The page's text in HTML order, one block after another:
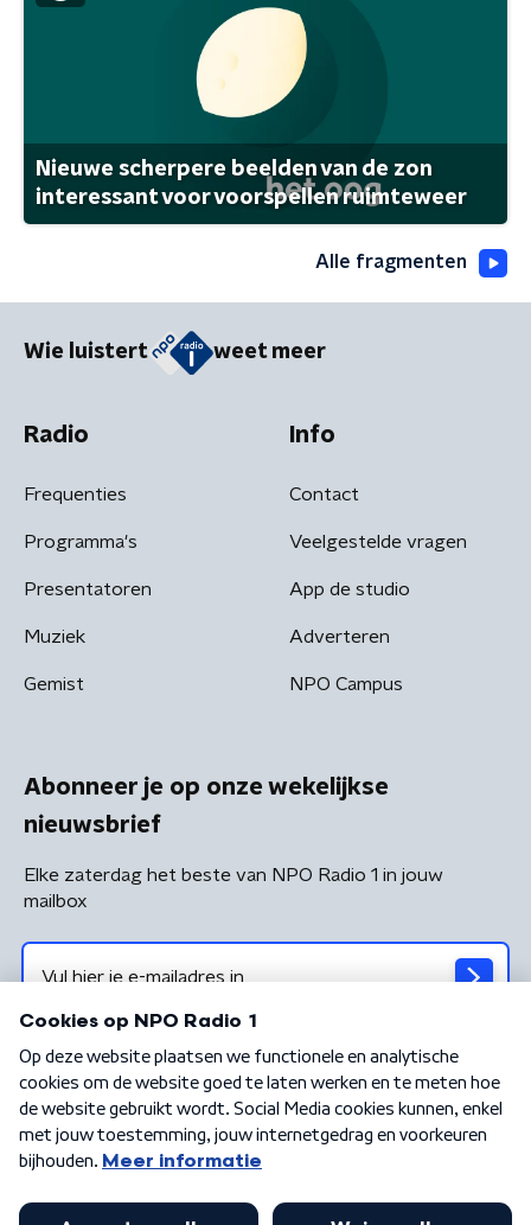
Nieuwe scherpere beelden van de zon
interessant voor voorspellen ruimteweer
Alle fragmenten
Wie luistert weet meer
Radio
Frequenties
Programma's
Presentatoren
Muziek
Gemist
Info
Contact
Veelgestelde vragen
App de studio
Adverteren
NPO Campus
Abonneer je op onze wekelijkse
nieuwsbrief
Elke zaterdag het beste van NPO Radio 1 in jouw
mailbox
Algemene voorwaarden